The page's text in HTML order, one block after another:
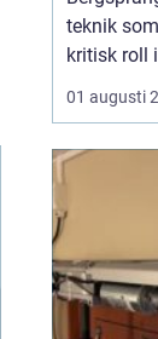
teknik
kritisk roll
byggnads-
ned,
01 augusti